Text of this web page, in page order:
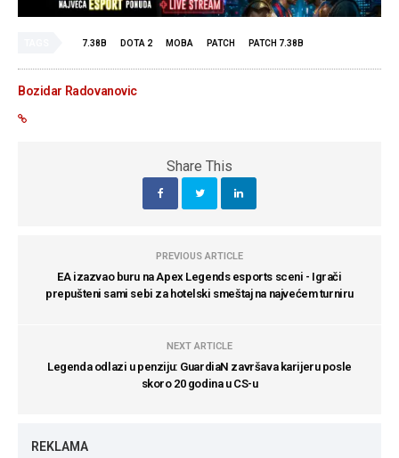
7.38B DOTA 2 MOBA PATCH PATCH 7.38B
Bozidar Radovanovic
Share This
PREVIOUS ARTICLE
EA izazvao buru na Apex Legends esports sceni - Igrači
prepušteni sami sebi za hotelski smeštaj na najvećem turniru
NEXT ARTICLE
Legenda odlazi u penziju: GuardiaN završava karijeru posle
skoro 20 godina u CS-u
REKLAMA